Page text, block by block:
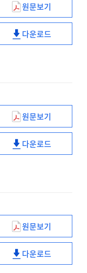
(2020년)
중등
신규임용
예정교사
원문보기
(2020년)
다운로드
(2020년)
교육전문직
임용예정자
직무연수
원문보기
(2020년)
다운로드
중등
진로교육
역량강화
직무연수
원문보기
중등
다운로드